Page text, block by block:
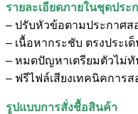
รายละเอียดภายในชุดประ
– ปรับหัวข้อตามประกาศ
– เนื้อหากระชับ ตรงประเ
– หมดปัญหาเตรียมตัวไม่
– ฟรีไฟล์เสียงเทคนิคการ
รูปแบบการสั่งชื้อสินค้า